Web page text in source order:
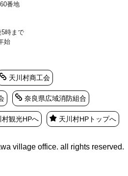
番地
時まで
始
天川村商工会
奈良県広域消防組合
村観光HPへ 天川村HPトップへ
village office. all rights reserved.